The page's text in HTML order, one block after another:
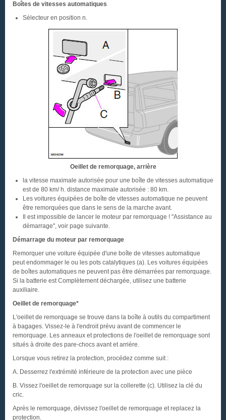
Boîtes de vitesses automatiques
Sélecteur en position n.
Oeillet de remorquage, arrière
la vitesse maximale autorisée pour une boîte de vitesses automatique
est de 80 km/ h. distance maximale autorisée : 80 km.
Les voitures équipées de boîte de vitesses automatique ne peuvent
être remorquées que dans le sens de la marche avant.
Il est impossible de lancer le moteur par remorquage ! "Assistance au
démarrage", voir page suivante.
Démarrage du moteur par remorquage
Remorquer une voiture équipée d'une boîte de vitesses automatique
peut endommager le ou les pots catalytiques (a). Les voitures équipées
de boîtes automatiques ne peuvent pas être démarrées par remorquage.
Si la batterie est Complètement déchargée, utilisez une batterie
auxiliaire.
Oeillet de remorquage*
L'oeillet de remorquage se trouve dans la boîte à outils du compartiment
à bagages. Vissez-le à l'endroit prévu avant de commencer le
remorquage. Les anneaux et protections de l'oeillet de remorquage sont
situés à droite des pare-chocs avant et arrière.
Lorsque vous retirez la protection, procédez comme suit :
A. Desserrez l'extrémité inférieure de la protection avec une pièce
B. Vissez l'oeillet de remorquage sur la collerette (c). Utilisez la clé du
cric.
Après le remorquage, dévissez l'oeillet de remorquage et replacez la
protection.